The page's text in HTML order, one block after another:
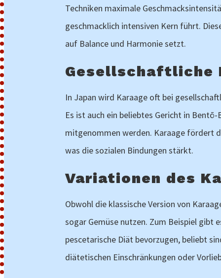
Techniken maximale
geschmacklich intensiven Kern führt.
auf Balance und Harmonie setzt.
Gesellschaftliche
In Japan wird Karaage oft bei
Es ist auch ein beliebtes Gericht in
mitgenommen werden. Karaage fördert
was die sozialen Bindungen stärkt.
Variationen des
Obwohl die klassische Version von
sogar Gemüse nutzen. Zum Beispiel gibt
pescetarische Diät bevorzugen, beliebt
diätetischen Einschränkungen oder